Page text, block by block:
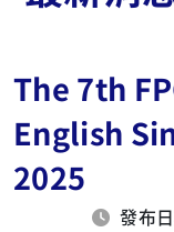
The 7th
English
2025
發布